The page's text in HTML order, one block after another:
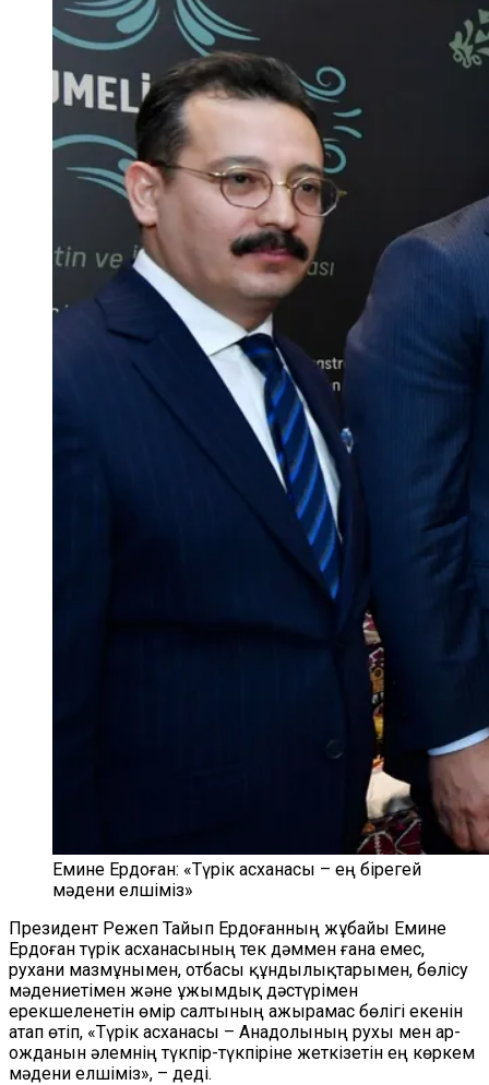
Емине Ердоған: «Түрік асханасы – ең бірегей
мәдени елшіміз»
Президент Режеп Тайып Ердоғанның жұбайы Емине
Ердоған түрік асханасының тек дәммен ғана емес,
рухани мазмұнымен, отбасы құндылықтарымен, бөлісу
мәдениетімен және ұжымдық дәстүрімен
ерекшеленетін өмір салтының ажырамас бөлігі екенін
атап өтіп, «Түрік асханасы – Анадолының рухы мен ар-
ожданын әлемнің түкпір-түкпіріне жеткізетін ең көркем
мәдени елшіміз», – деді.